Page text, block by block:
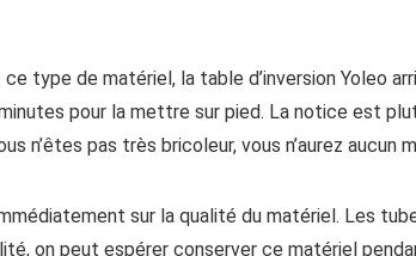
type de matériel, la table d’inversion Yoleo
pour la mettre sur pied. La notice est
n’êtes pas très bricoleur, vous n’aurez aucun
sur la qualité du matériel. Les
on peut espérer conserver ce matériel